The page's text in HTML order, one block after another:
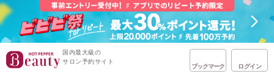
国内最大級の
サロン予約サイト
ブックマーク ログイン